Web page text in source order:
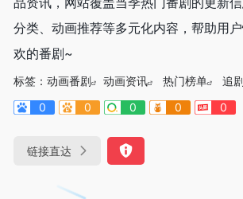
分类、动画推荐等多元化内容，帮助用
欢的番剧~
标签： 动画番剧 动画资讯 热门榜单
追
0
0 0 0 0
链接直达